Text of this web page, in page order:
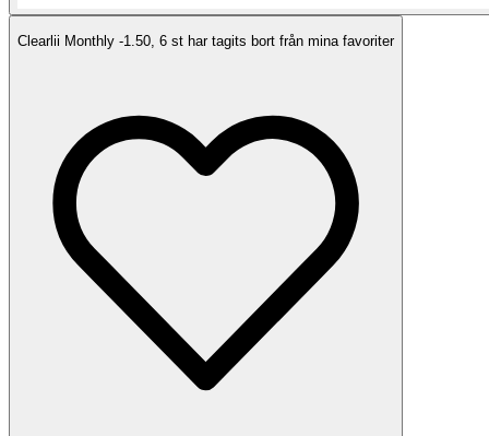
Clearlii Monthly -1.50, 6 st har tagits bort från mina favoriter